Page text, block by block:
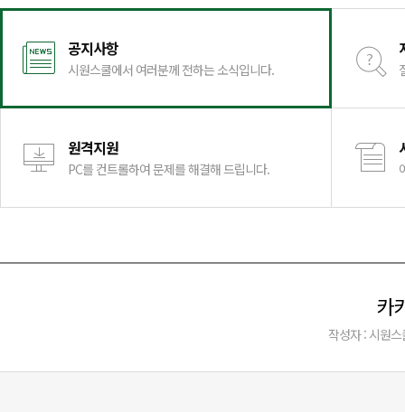
공지사항
시원스쿨에서 여러분께 전하는 소식입니다.
원격지원
PC를 컨트롤하여 문제를 해결해 드립니다.
카
작성자 : 시원스